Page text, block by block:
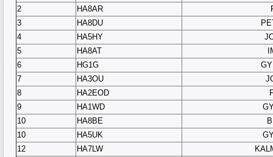
2
HA8AR
3
HA8DU
4
HA5HY
5
HA8AT
6
HG1G
7
HA3OU
8
HA2EOD
9
HA1WD
10
HA8BE
10
HA5UK
12
HA7LW